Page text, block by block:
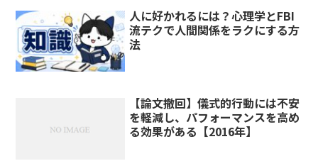
人に好かれるには？心理学とFBI
流テクで人間関係をラクにする方
法
【論文撤回】儀式的行動には不安
を軽減し、パフォーマンスを高め
る効果がある【2016年】